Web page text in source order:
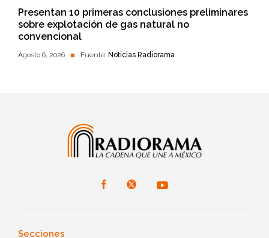
Presentan 10 primeras conclusiones preliminares
sobre explotación de gas natural no
convencional
Agosto 6, 2026 Fuente: Noticias Radiorama
Secciones